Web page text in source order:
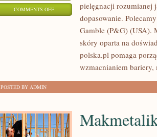
COMMENTS OFFON
COMPANIES
pielęgnacji rozumianej
dopasowanie.
Gamble (P&G) (USA).
skóry oparta na
polska.pl pomaga
wzmacnianiem bariery,
POSTED BY ADMIN